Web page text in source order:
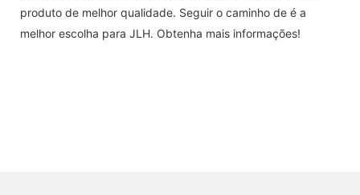
produto de melhor qualidade. Seguir o caminho de é a
melhor escolha para JLH. Obtenha mais informações!